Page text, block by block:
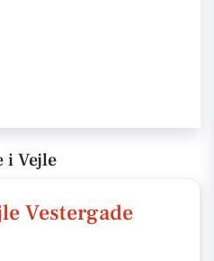
i Vejle
Vestergade